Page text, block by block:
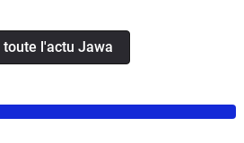
toute l'actu Jawa